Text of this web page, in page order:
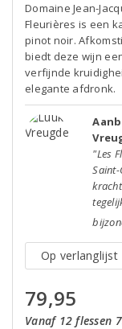
Domaine Jean-
Fleurières is een
pinot noir.
biedt deze wijn
verfijnde
elegante afdronk.
"Les
Op verlanglijst
79,95
Vanaf 12 flessen